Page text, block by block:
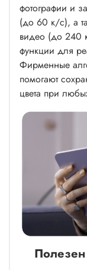
фотографии и
(до 60 к/с), а
видео (до 240
функции для
Фирменные
помогают
цвета при